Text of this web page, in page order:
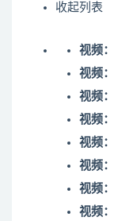
收起列表
视频：
视频：
视频：
视频：
视频：
视频：
视频：
视频：